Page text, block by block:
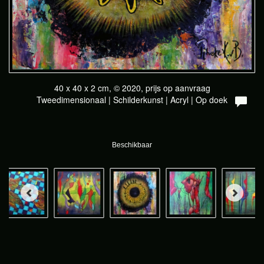
40 x 40 x 2 cm, © 2020, prijs op aanvraag
Tweedimensionaal | Schilderkunst | Acryl | Op doek
Beschikbaar